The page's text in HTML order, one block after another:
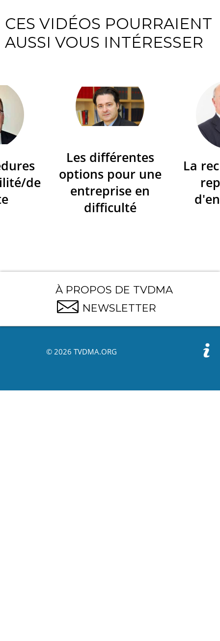
CES VIDÉOS POURRAIENT
AUSSI VOUS INTÉRESSER
de
Les différentes
options pour une
entreprise en
difficulté
La
À PROPOS DE TVDMA
NEWSLETTER
© 2026 TVDMA.ORG